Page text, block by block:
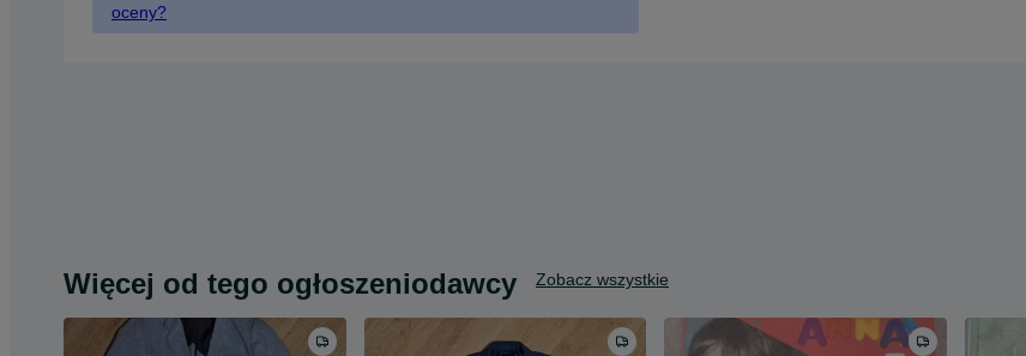
oceny?
Więcej od tego ogłoszeniodawcy Zobacz wszystkie